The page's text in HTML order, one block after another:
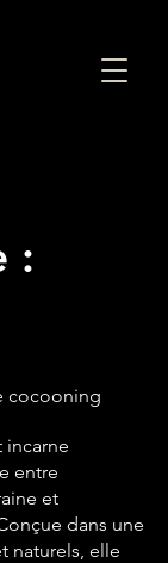
:
cocooning
incarne
entre
et
dans une
naturels, elle